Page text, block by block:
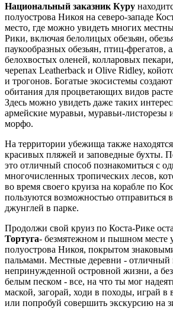
Национальный заказник Куру
полуострова Никоя на северо-западе
место, где можно увидеть многих
Рики, включая белолицых обезьян,
паукообразных обезьян, птиц-фрегатов,
белохвостых оленей, колларовых
черепах Leatherback и Olive Ridley,
и трогонов. Богатые экосистемы
обитания для процветающих видов
Здесь можно увидеть даже таких
армейские муравьи, муравьи-листорезы
морфо.
На территории убежища также
красивых пляжей и заповедные бухты.
это отличный способ познакомиться с
многочисленных тропических лесов,
во время своего круиза на корабле по
пользуются возможностью отправиться
джунглей в парке.
Продолжи свой круиз по Коста-Рике
Тортуга- безмятежном и пышном месте
полуострова Никоя, покрытом
пальмами. Местные деревни - отличный
непринужденной островной жизни, а
белым песком - все, на что ты мог
маской, загорай, ходи в походы, играй в
или попробуй совершить экскурсию на